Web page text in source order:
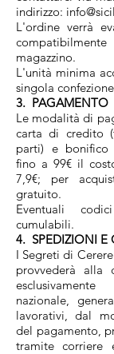
indirizzo:
L'ordine verrà
magazzino.
L'unità minima
singola
3. PAGAMENTO
Le modalità di
carta di credito
parti) e bonifico
fino a 99€ il
7,9€; per
gratuito.
Eventuali
cumulabili.
4. SPEDIZIONI E
I Segreti di
provvederà alla
nazionale,
lavorativi, dal
del pagamento,
tramite corriere